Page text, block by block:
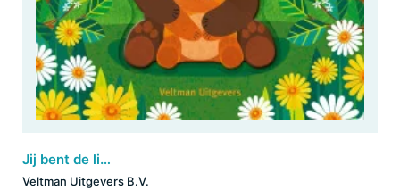
Jij bent de liefste papa
Veltman Uitgevers B.V.